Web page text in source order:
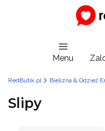
Menu
RedButik.pl Bielizna & Odzież
Slipy